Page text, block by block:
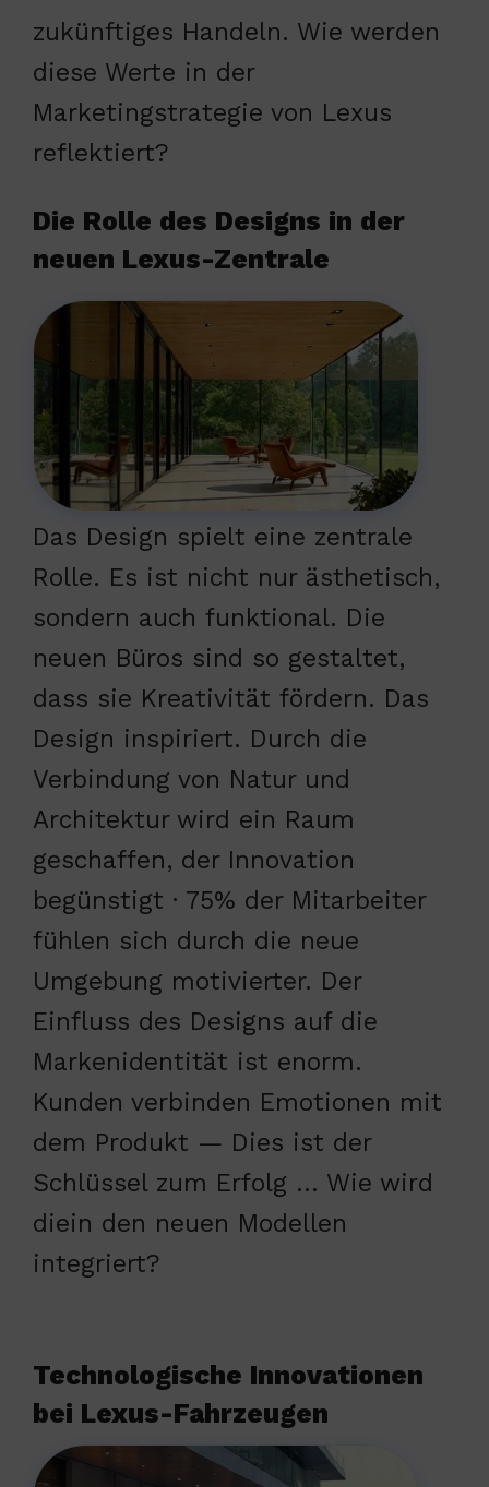
zukünftiges Handeln. Wie werden
diese Werte in der
Marketingstrategie von Lexus
reflektiert?
Die Rolle des Designs in der
neuen Lexus-Zentrale
Das Design spielt eine zentrale
Rolle. Es ist nicht nur ästhetisch,
sondern auch funktional. Die
neuen Büros sind so gestaltet,
dass sie Kreativität fördern. Das
Design inspiriert. Durch die
Verbindung von Natur und
Architektur wird ein Raum
geschaffen, der Innovation
begünstigt · 75% der Mitarbeiter
fühlen sich durch die neue
Umgebung motivierter. Der
Einfluss des Designs auf die
Markenidentität ist enorm.
Kunden verbinden Emotionen mit
dem Produkt — Dies ist der
Schlüssel zum Erfolg … Wie wird
diein den neuen Modellen
integriert?
Technologische Innovationen
bei Lexus-Fahrzeugen